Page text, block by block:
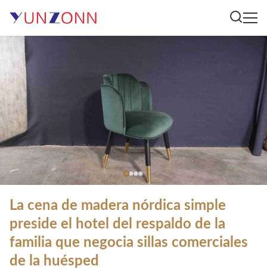
La cena de madera nórdica simple
preside el hotel del respaldo de la
familia que negocia sillas comerciales
de la huésped